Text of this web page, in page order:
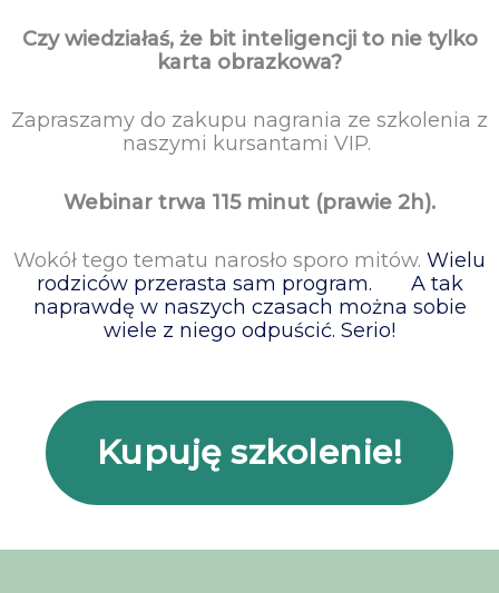
Czy wiedziałaś, że bit inteligencji to nie tylko
karta obrazkowa?
Zapraszamy do zakupu nagrania ze szkolenia z
naszymi kursantami VIP.
Webinar trwa 115 minut (prawie 2h).
Wokół tego tematu narosło sporo mitów. Wielu
rodziców przerasta sam program. A tak
naprawdę w naszych czasach można sobie
wiele z niego odpuścić. Serio!
Kupuję szkolenie!